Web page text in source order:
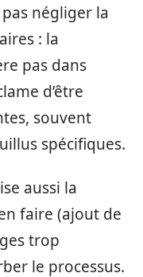
négliger la
: la
pas dans
d’être
souvent
spécifiques.
aussi la
faire (ajout de
trop
le processus.